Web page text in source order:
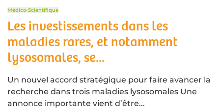
Médico-Scientifique
Les investissements dans les
maladies rares, et notamment
lysosomales, se...
Un nouvel accord stratégique pour faire avancer la
recherche dans trois maladies lysosomales Une
annonce importante vient d’être...